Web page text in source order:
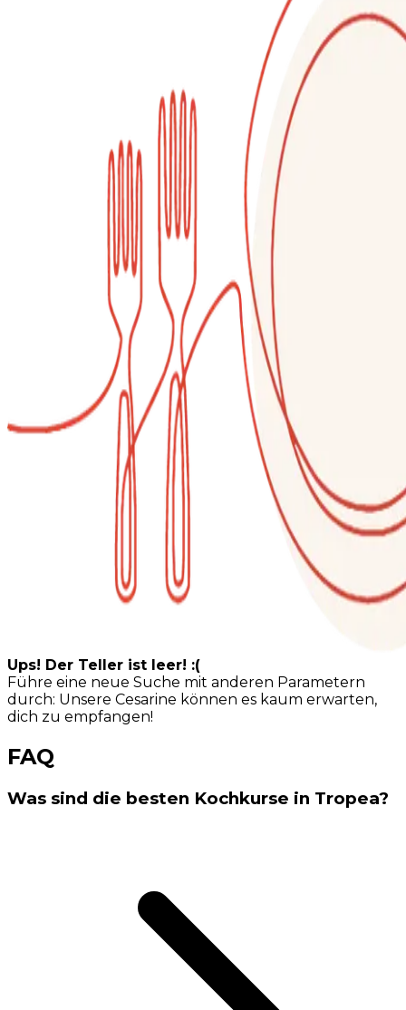
Ups! Der Teller ist leer! :(
Führe eine neue Suche mit anderen Parametern
durch: Unsere Cesarine können es kaum erwarten,
dich zu empfangen!
FAQ
Was sind die besten Kochkurse in Tropea?